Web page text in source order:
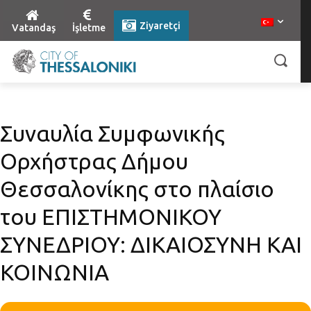
Vatandaş İşletme Ziyaretçi
Συναυλία Συμφωνικής
Ορχήστρας Δήμου
Θεσσαλονίκης στο πλαίσιο
του ΕΠΙΣΤΗΜΟΝΙΚΟΥ
ΣΥΝΕΔΡΙΟΥ: ΔΙΚΑΙΟΣΥΝΗ ΚΑΙ
ΚΟΙΝΩΝΙΑ